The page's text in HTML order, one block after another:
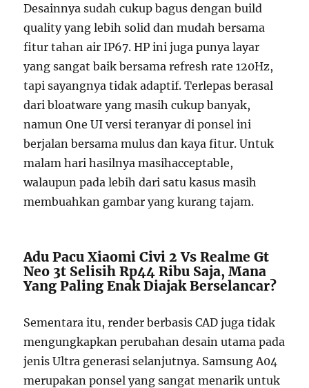
Desainnya sudah cukup bagus dengan build
quality yang lebih solid dan mudah bersama
fitur tahan air IP67. HP ini juga punya layar
yang sangat baik bersama refresh rate 120Hz,
tapi sayangnya tidak adaptif. Terlepas berasal
dari bloatware yang masih cukup banyak,
namun One UI versi teranyar di ponsel ini
berjalan bersama mulus dan kaya fitur. Untuk
malam hari hasilnya masihacceptable,
walaupun pada lebih dari satu kasus masih
membuahkan gambar yang kurang tajam.
Adu Pacu Xiaomi Civi 2 Vs Realme Gt
Neo 3t Selisih Rp44 Ribu Saja, Mana
Yang Paling Enak Diajak Berselancar?
Sementara itu, render berbasis CAD juga tidak
mengungkapkan perubahan desain utama pada
jenis Ultra generasi selanjutnya. Samsung A04
merupakan ponsel yang sangat menarik untuk